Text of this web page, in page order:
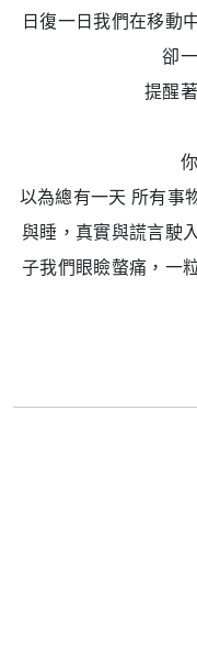
日復一日我們在移動
卻
提醒
以為總有一天 所有事
與睡，真實與謊言駛
子我們眼瞼螫痛，一